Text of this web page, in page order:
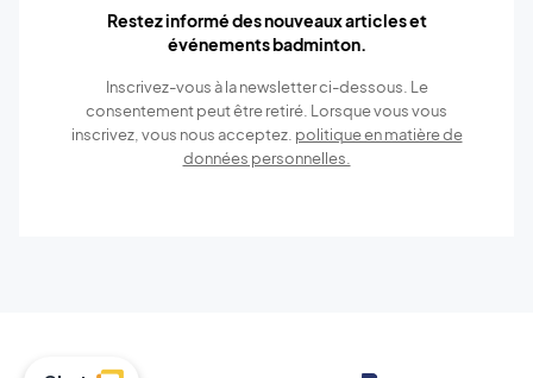
Restez informé des nouveaux articles et
événements badminton.
Inscrivez-vous à la newsletter ci-dessous. Le
consentement peut être retiré. Lorsque vous vous
inscrivez, vous nous acceptez. politique en matière de
données personnelles.